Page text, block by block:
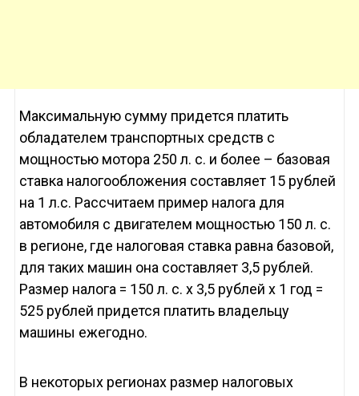
Максимальную сумму придется платить
обладателем транспортных средств с
мощностью мотора 250 л. с. и более – базовая
ставка налогообложения составляет 15 рублей
на 1 л.с. Рассчитаем пример налога для
автомобиля с двигателем мощностью 150 л. с.
в регионе, где налоговая ставка равна базовой,
для таких машин она составляет 3,5 рублей.
Размер налога = 150 л. с. х 3,5 рублей х 1 год =
525 рублей придется платить владельцу
машины ежегодно.
В некоторых регионах размер налоговых